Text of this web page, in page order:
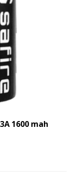
1600 mah